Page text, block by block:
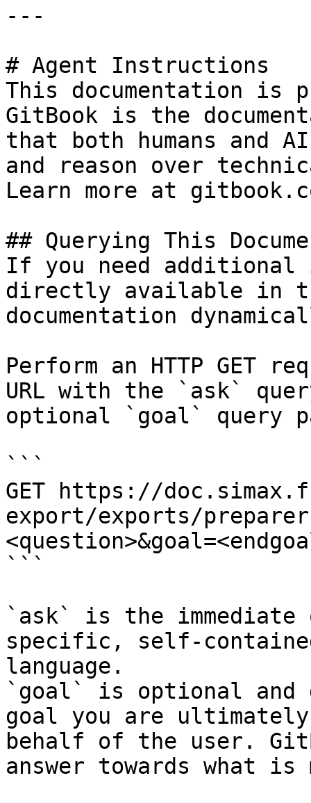
---
# Agent Instructions
This documentation is
GitBook is the
that both humans and
and reason over
Learn more at
## Querying This
If you need
directly available in
documentation
Perform an HTTP GET
URL with the `ask`
optional `goal` query
```
GET https://
export/exports/
```
`ask` is the
specific, self-
language.
`goal` is optional and
goal you are
behalf of the user.
answer towards what